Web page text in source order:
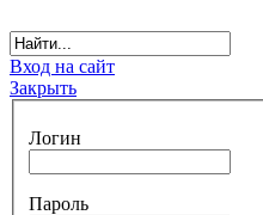
Вход на сайт
Закрыть
Логин
Пароль